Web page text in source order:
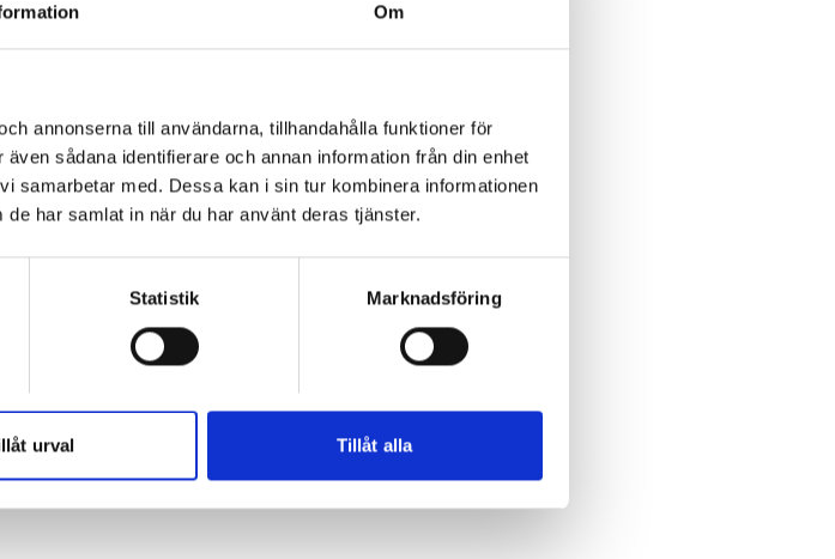
Om
annonserna till användarna, tillhandahålla funktioner för
sådana identifierare och annan information från din enhet
samarbetar med. Dessa kan i sin tur kombinera informationen
har samlat in när du har använt deras tjänster.
Statistik Marknadsföring
urval Tillåt alla
varianter
i
målas